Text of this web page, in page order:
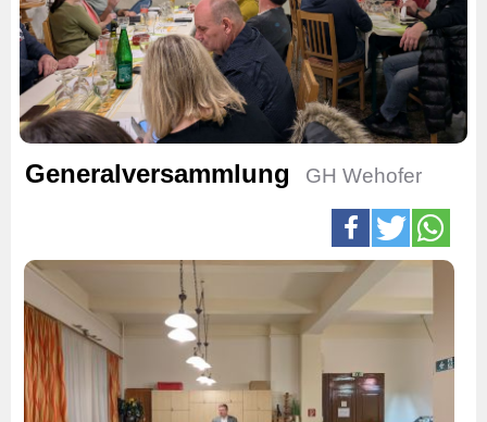
Generalversammlung GH Wehofer